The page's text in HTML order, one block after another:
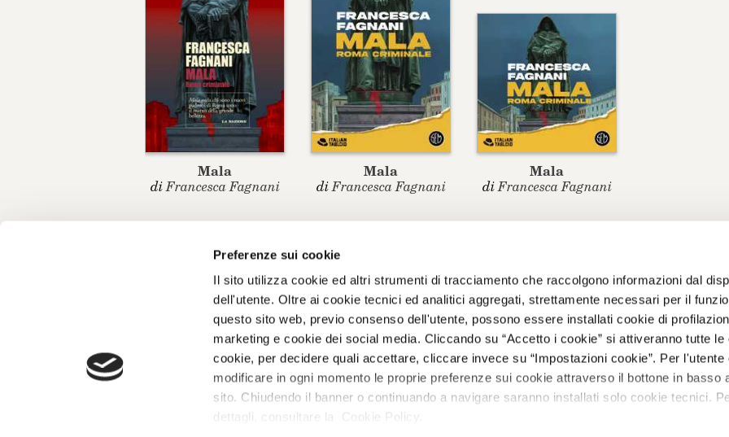
Preferenze sui cookie
Il sito utilizza cookie ed altri strumenti di tracciamento che raccolgono informazioni dal
dell'utente. Oltre ai cookie tecnici ed analitici aggregati, strettamente necessari per il
questo sito web, previo consenso dell'utente, possono essere installati cookie di
marketing e cookie dei social media. Cliccando su “Accetto i cookie” si attiveranno tutte le
cookie, per decidere quali accettare, cliccare invece su “Impostazioni cookie”. Per l'utente
modificare in ogni momento le proprie preferenze sui cookie attraverso il bottone in basso
sito. Chiudendo il banner o continuando a navigare saranno installati solo cookie tecnici.
dettagli, consultare la Cookie Policy.
assomigliano, per la
maturano, perché la
Non è Tijuana, no: è
Mala
diFrancesca Fagnani
Mala
diFrancesca Fagnani
Mala
diFrancesca Fagnani
Giangiacomo Feltrinelli Editore Srl
Giangiacomo Feltrinelli Editore © 1999-2026
EDITORE
Dati Societari
Contatti
Informativa
privacy
Cookie policy
Foreign Rights
IL GRUPPO
Gruppo Feltrinelli
Giangiacomo
Feltrinelli Editore
La Feltrinelli.it
Fondazione
Feltrinelli